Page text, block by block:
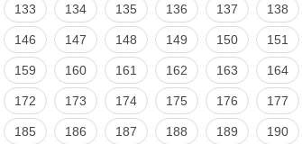
133 134 135 136 137 138
146 147 148 149 150 151
159 160 161 162 163 164
172 173 174 175 176 177
185 186 187 188 189 190